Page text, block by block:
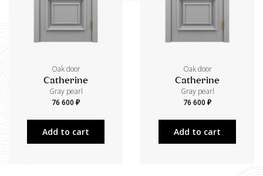
Oak door
Catherine
Gray pearl
76 600 ₽
Add to cart
Oak door
Catherine
Gray pearl
76 600 ₽
Add to cart